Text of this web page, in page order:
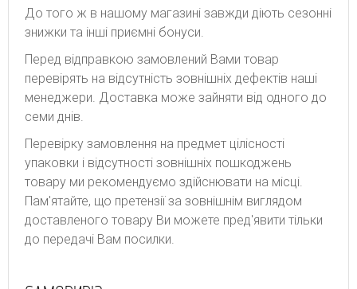
До того ж в нашому магазині завжди діють сезонні
знижки та інші приємні бонуси.
Перед відправкою замовлений Вами товар
перевірять на відсутність зовнішніх дефектів наші
менеджери. Доставка може зайняти від одного до
семи днів.
Перевірку замовлення на предмет цілісності
упаковки і відсутності зовнішніх пошкоджень
товару ми рекомендуємо здійснювати на місці.
Пам'ятайте, що претензії за зовнішнім виглядом
доставленого товару Ви можете пред'явити тільки
до передачі Вам посилки.